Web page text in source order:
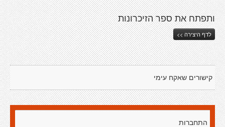
ותפתח את ספר הזיכרונות
לדף היצירה >>
קישורים שאקח עימי
התחברות